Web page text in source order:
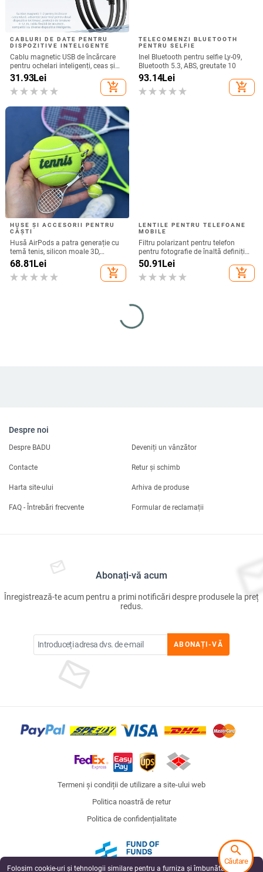
CABLURI DE DATE PENTRU
DISPOZITIVE INTELIGENTE
Cablu magnetic USB de încărcare
pentru ochelari inteligenți, ceas și
brățară – unu la doi, compatibil cu
4.0-12.3, brand Rising Sun
31.93Lei
add_shopping_cart
TELECOMENZI BLUETOOTH
PENTRU SELFIE
Inel Bluetooth pentru selfie Ly-09,
Bluetooth 5.3, ABS, greutate 10
93.14Lei
add_shopping_cart
HUSE ȘI ACCESORII PENTRU
CĂȘTI
Husă AirPods a patra generație cu
temă tenis, silicon moale 3D,
compatibilă cu AirPods 3 și Pro 2
68.81Lei
add_shopping_cart
LENTILE PENTRU TELEFOANE
MOBILE
Filtru polarizant pentru telefon
pentru fotografie de înaltă definiție
— filtru ND, model GZM
50.91Lei
add_shopping_cart
Despre noi
Despre BADU Deveniți un vânzător
Contacte Retur și schimb
Harta site-ului Arhiva de produse
FAQ - Întrebări frecvente Formular de reclamații
Abonați-vă acum
Înregistrează-te acum pentru a primi notificări despre produsele la preț
redus.
ABONAȚI-VĂ
Termeni și condiții de utilizare a site-ului web
Politica noastră de retur
Politica de confidențialitate
Folosim cookie-uri și tehnologii similare pentru a furniza și îmbunătăți
search
Căutare